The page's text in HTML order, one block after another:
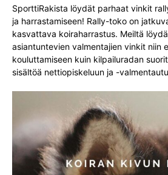
SporttiRakista löydät parhaat vinkit
ja harrastamiseen! Rally-toko on
kasvattava koiraharrastus. Meiltä
asiantuntevien valmentajien vinkit niin
kouluttamiseen kuin kilpailuradan
sisältöä nettiopiskeluun ja -